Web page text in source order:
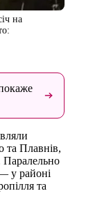
на
та Плавнів,
Паралельно
у районі
та